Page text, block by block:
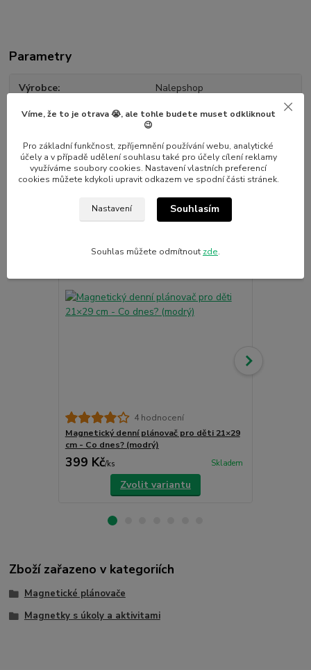
Parametry
Výrobce Nalepshop
Související zboží 7
Novinka
4 hodnocení
Magnetický denní plánovač pro děti 21×29
cm - Co dnes? (modrý)
399 Kč/ks Skladem
Zvolit variantu
Zboží zařazeno v kategoriích
Magnetické plánovače
Magnetky s úkoly a aktivitami
Víme, že to je otrava 😭, ale tohle budete muset odkliknout
😉
Pro základní funkčnost, zpříjemnění používání webu, analytické
účely a v případě udělení souhlasu také pro účely cílení reklamy
využíváme soubory cookies. Nastavení vlastních preferencí
cookies můžete kdykoli upravit odkazem ve spodní části stránek.
Nastavení Souhlasím
Souhlas můžete odmítnout zde.